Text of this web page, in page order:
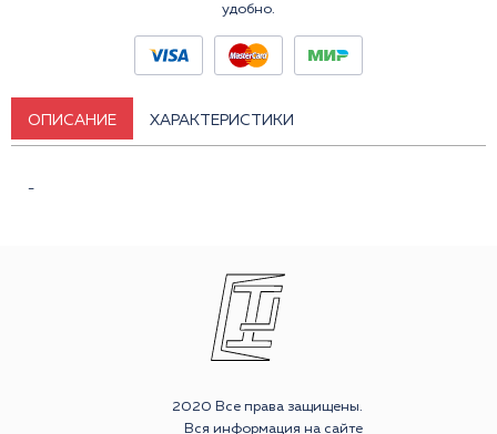
удобно.
ОПИСАНИЕ ХАРАКТЕРИСТИКИ
-
2020 Все права защищены.
Вся информация на сайте